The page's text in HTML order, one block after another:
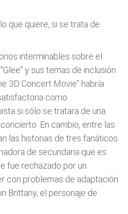
que quiere, si se trata de
interminables sobre el
y sus temas de inclusión
3D Concert Movie" habría
como
si sólo se tratara de una
En cambio, entre las
las historias de tres fanáticos
de secundaria que es
fue rechazado por un
con problemas de adaptación
Brittany, el personaje de